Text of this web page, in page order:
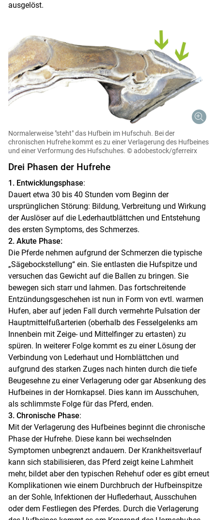
ausgelöst.
Normalerweise "steht" das Hufbein im Hufschuh. Bei der
chronischen Hufrehe kommt es zu einer Verlagerung des Hufbeines
und einer Verformung des Hufschuhes. © adobestock/gferreirx
Drei Phasen der Hufrehe
1. Entwicklungsphase:
Dauert etwa 30 bis 40 Stunden vom Beginn der
ursprünglichen Störung: Bildung, Verbreitung und Wirkung
der Auslöser auf die Lederhautblättchen und Entstehung
des ersten Symptoms, des Schmerzes.
2. Akute Phase:
Die Pferde nehmen aufgrund der Schmerzen die typische
„Sägebockstellung“ ein. Sie entlasten die Hufspitze und
versuchen das Gewicht auf die Ballen zu bringen. Sie
bewegen sich starr und lahmen. Das fortschreitende
Entzündungsgeschehen ist nun in Form von evtl. warmen
Hufen, aber auf jeden Fall durch vermehrte Pulsation der
Hauptmittelfußarterien (oberhalb des Fesselgelenks am
Innenbein mit Zeige- und Mittelfinger zu ertasten) zu
spüren. In weiterer Folge kommt es zu einer Lösung der
Verbindung von Lederhaut und Hornblättchen und
aufgrund des starken Zuges nach hinten durch die tiefe
Beugesehne zu einer Verlagerung oder gar Absenkung des
Hufbeines in der Hornkapsel. Dies kann im Ausschuhen,
als schlimmste Folge für das Pferd, enden.
3. Chronische Phase:
Mit der Verlagerung des Hufbeines beginnt die chronische
Phase der Hufrehe. Diese kann bei wechselnden
Symptomen unbegrenzt andauern. Der Krankheitsverlauf
kann sich stabilisieren, das Pferd zeigt keine Lahmheit
mehr, bildet aber den typischen Rehehuf oder es gibt erneut
Komplikationen wie einem Durchbruch der Hufbeinspitze
an der Sohle, Infektionen der Huflederhaut, Ausschuhen
oder dem Festliegen des Pferdes. Durch die Verlagerung